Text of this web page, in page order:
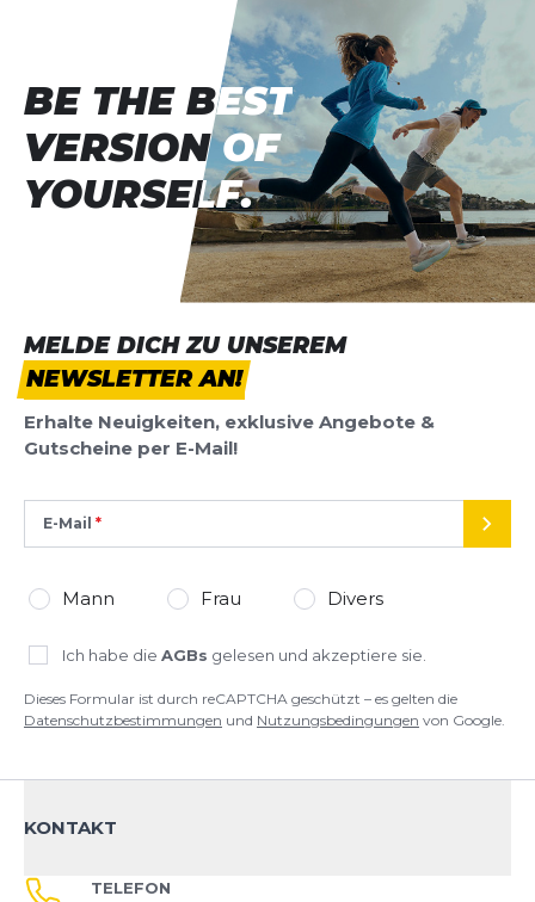
MELDE DICH ZU UNSEREM
NEWSLETTER AN!
Erhalte Neuigkeiten, exklusive Angebote &
Gutscheine per E-Mail!
E-Mail
Mann Frau Divers
Ich habe die AGBs gelesen und akzeptiere sie.
Dieses Formular ist durch reCAPTCHA geschützt – es gelten die
Datenschutzbestimmungen und Nutzungsbedingungen von Google.
BE THE BEST
VERSION OF
YOURSELF.
BE THE BEST
VERSION OF
YOURSELF.
KONTAKT
TELEFON